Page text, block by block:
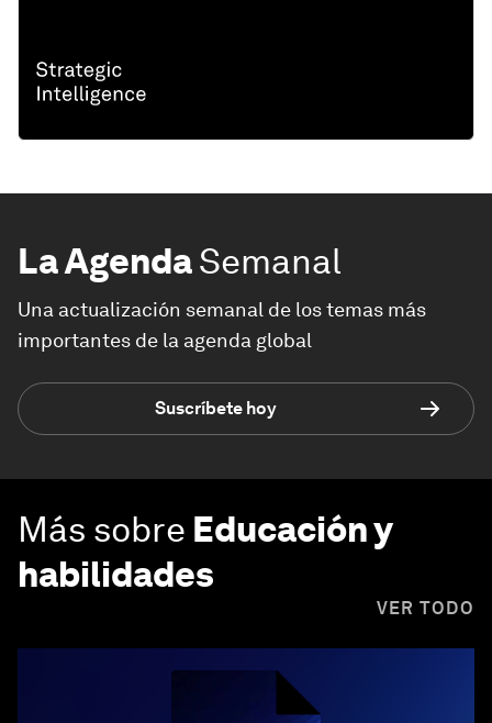
La AgendaSemanal
Una actualización semanal de los temas más
importantes de la agenda global
Suscríbete hoy
Más sobre Educación y
habilidades
VER TODO